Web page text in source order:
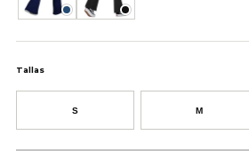
Azul Negro
Tallas
S M